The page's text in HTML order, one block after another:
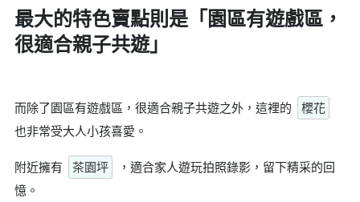
最大的特色賣點則是「園區有遊戲區，
很適合親子共遊」
而除了園區有遊戲區，很適合親子共遊之外，這裡的
櫻花
也非常受大人小孩喜愛。
附近擁有 茶園坪
，適合家人遊玩拍照錄影，留下精采的回
憶。